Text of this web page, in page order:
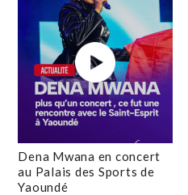
Dena Mwana en concert
au Palais des Sports de
Yaoundé